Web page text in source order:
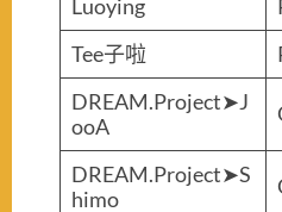
Luoying
Tee子啦
DREAM.Project➤J
ooA
DREAM.Project➤S
himo